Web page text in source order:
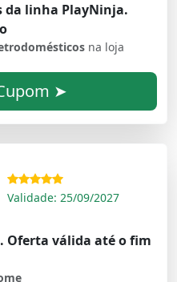
da linha PlayNinja.
na loja
➤
Validade: 25/09/2027
Oferta válida até o fim